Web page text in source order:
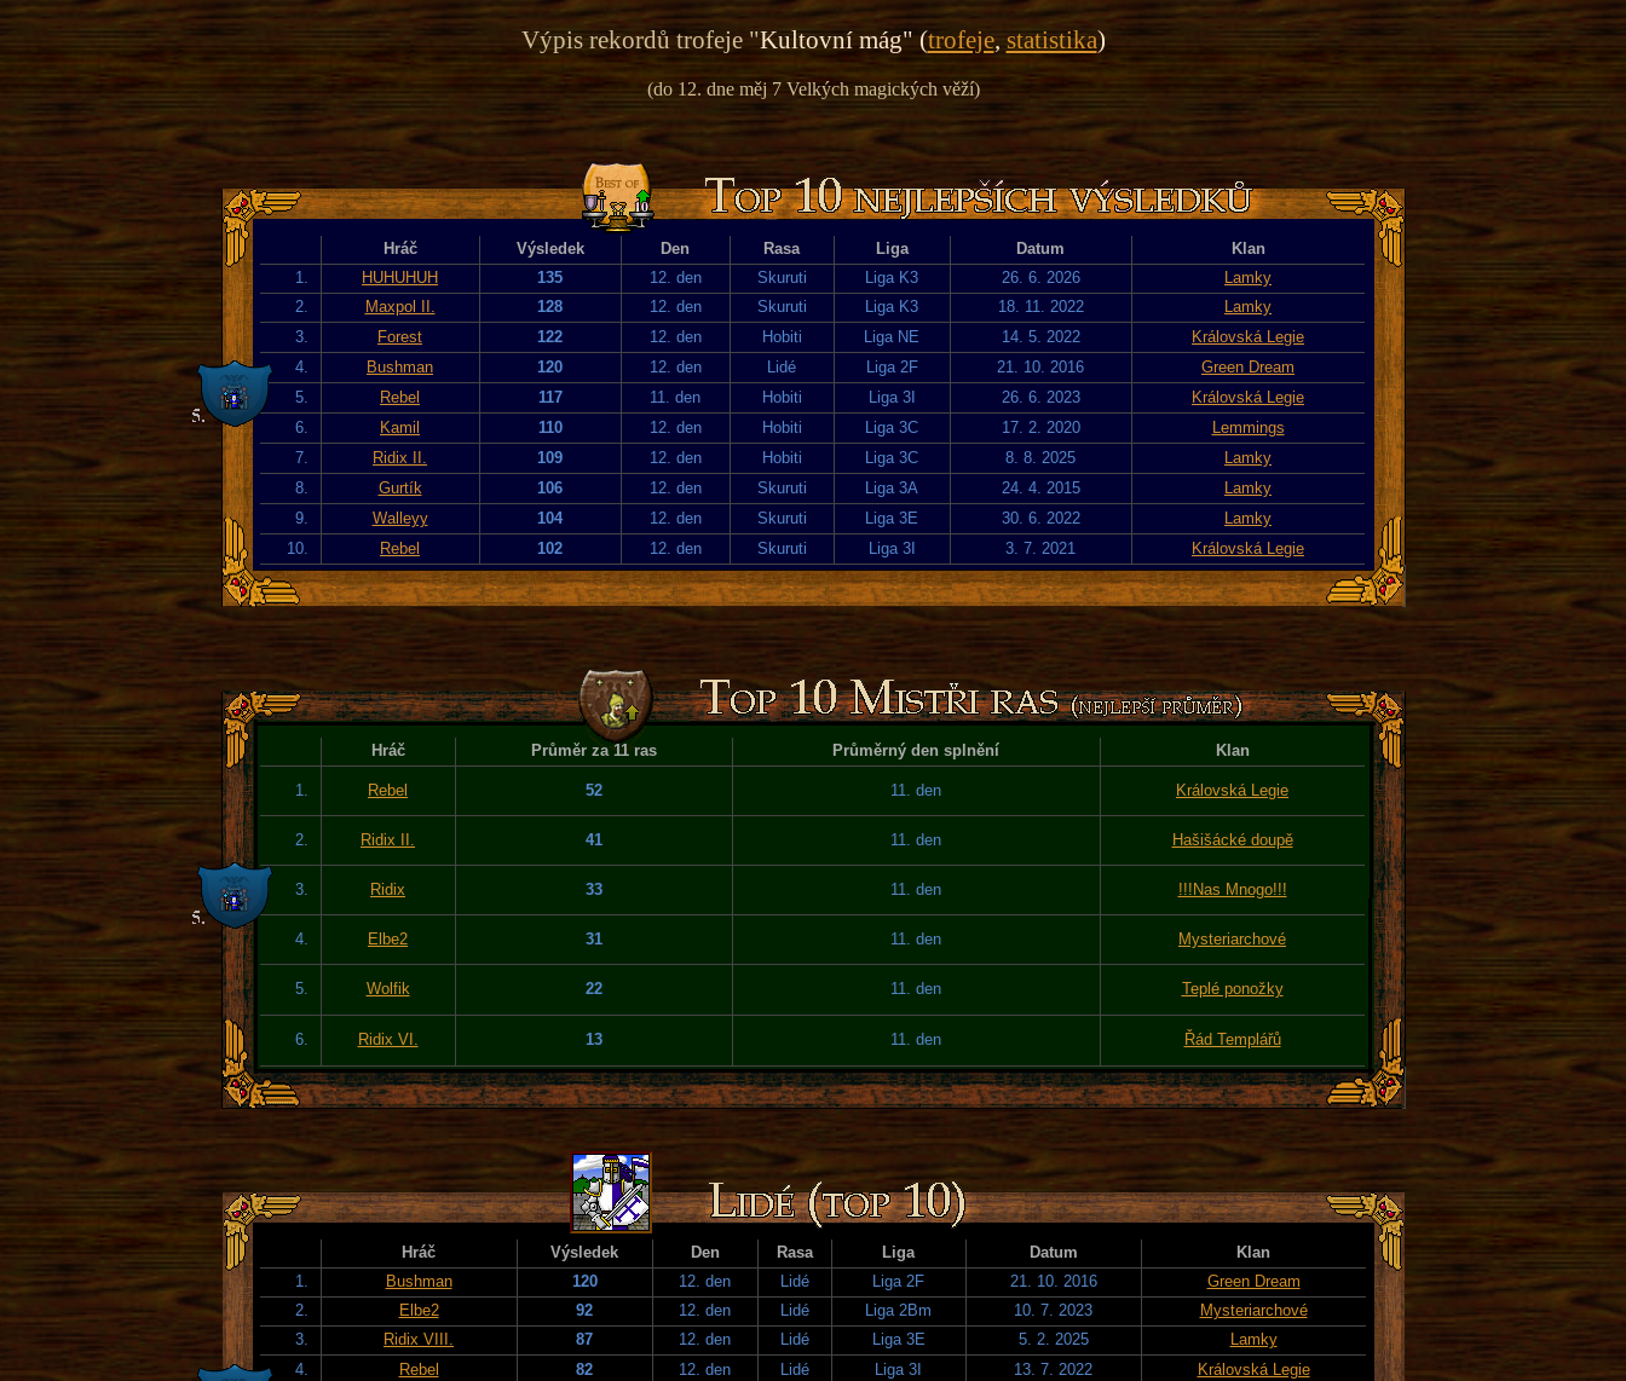
Výpis rekordů trofeje "Kultovní mág" (trofeje,statistika)
(do 12. dne měj 7 Velkých magických věží)
Hráč Výsledek Den Rasa Liga Datum
Klan
1.
HUHUHUH 135 12. den Skuruti Liga K3 26. 6. 2026
Lamky
2.
Maxpol II. 128 12. den Skuruti Liga K3 18. 11. 2022
Lamky
3.
Forest 122 12. den Hobiti Liga NE 14. 5. 2022
Královská Legie
4.
Bushman 120 12. den Lidé Liga 2F 21. 10. 2016
Green Dream
5.
Rebel 117 11. den Hobiti Liga 3I 26. 6. 2023
Královská Legie
6.
Kamil 110 12. den Hobiti Liga 3C 17. 2. 2020
Lemmings
7.
Ridix II. 109 12. den Hobiti Liga 3C 8. 8. 2025
Lamky
8.
Gurtík 106 12. den Skuruti Liga 3A 24. 4. 2015
Lamky
9.
Walleyy 104 12. den Skuruti Liga 3E 30. 6. 2022
Lamky
10.
Rebel 102 12. den Skuruti Liga 3I 3. 7. 2021 Královská Legie
Hráč Průměr za 11 ras Průměrný den splnění Klan
1. Rebel 52 11. den Královská Legie
2. Ridix II. 41 11. den Hašišácké doupě
3. Ridix 33 11. den !!!Nas Mnogo!!!
4. Elbe2 31 11. den Mysteriarchové
5. Wolfik 22 11. den Teplé ponožky
6. Ridix VI. 13 11. den Řád Templářů
Hráč Výsledek Den Rasa Liga Datum
Klan
1.
Bushman 120 12. den Lidé Liga 2F 21. 10. 2016
Green Dream
2.
Elbe2 92 12. den Lidé Liga 2Bm 10. 7. 2023
Mysteriarchové
3.
Ridix VIII. 87 12. den Lidé Liga 3E 5. 2. 2025
Lamky
4.
Rebel 82 12. den Lidé Liga 3I 13. 7. 2022
Královská Legie